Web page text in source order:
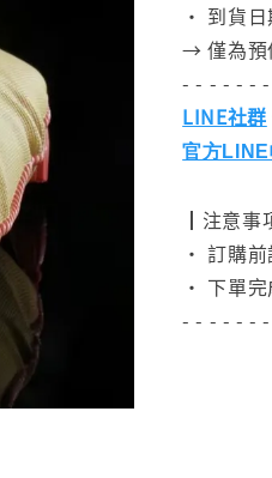
• 到貨日
→ 僅為預
- - - - - -
LINE社群
官方LINE
┃注意事
• 訂購
• 下單
- - - - - -